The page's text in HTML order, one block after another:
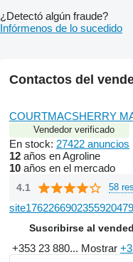
¿Detectó algún fraude?
Infórmenos de lo sucedido
Contactos del
COURTMACSHERRY
Vendedor verificado
En stock: 27422 anuncios
12 años en Agroline
10 años en el mercado
4.1 58
Suscribirse al
+353 23 880... Mostrar